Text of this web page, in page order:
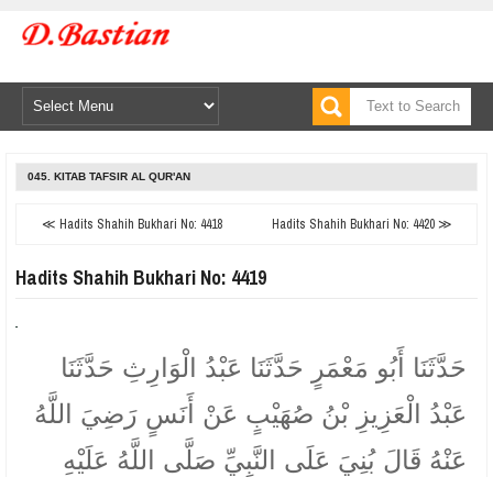
045. KITAB TAFSIR AL QUR'AN
≪ Hadits Shahih Bukhari No: 4418 Hadits Shahih Bukhari No: 4420 ≫
Hadits Shahih Bukhari No: 4419
حَدَّثَنَا أَبُو مَعْمَرٍ حَدَّثَنَا عَبْدُ الْوَارِثِ حَدَّثَنَا
عَبْدُ الْعَزِيزِ بْنُ صُهَيْبٍ عَنْ أَنَسٍ رَضِيَ اللَّهُ
عَنْهُ قَالَ بُنِيَ عَلَى النَّبِيِّ صَلَّى اللَّهُ عَلَيْهِ